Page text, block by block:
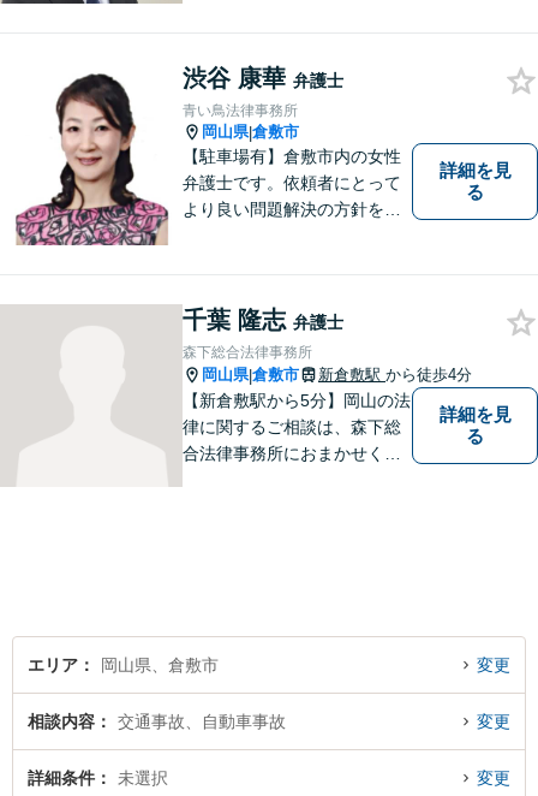
渋谷 康華 弁護士
青い鳥法律事務所
岡山県|倉敷市
【駐車場有】倉敷市内の女性
弁護士です。依頼者にとって
より良い問題解決の方針を示
ご相談が納得のいく解決への
第一歩です。お一人で悩まず
に、お気軽にご相談くださ
い。
詳細を見
る
千葉 隆志 弁護士
森下総合法律事務所
岡山県|倉敷市 新倉敷駅 から徒歩4分
【新倉敷駅から5分】岡山の法
律に関するご相談は、森下総
合法律事務所におまかせくだ
詳細を見
る
エリア 岡山県、倉敷市 変更
相談内容 交通事故、自動車事故 変更
詳細条件 未選択 変更